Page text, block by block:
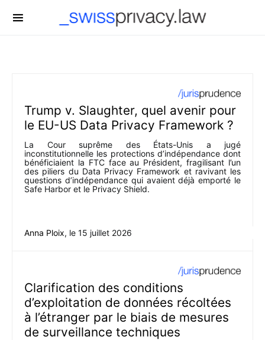
Trump v. Slaughter, quel avenir pour
le EU-US Data Privacy Framework ?
La Cour suprême des États-Unis a jugé
inconstitutionnelle les protections d’indépendance dont
bénéficiaient la FTC face au Président, fragilisant l’un
des piliers du Data Privacy Framework et ravivant les
questions d’indépendance qui avaient déjà emporté le
Safe Harbor et le Privacy Shield.
Anna Ploix, le 15 juillet 2026
Clarification des conditions
d’exploitation de données récoltées
à l’étranger par le biais de mesures
de surveillance techniques